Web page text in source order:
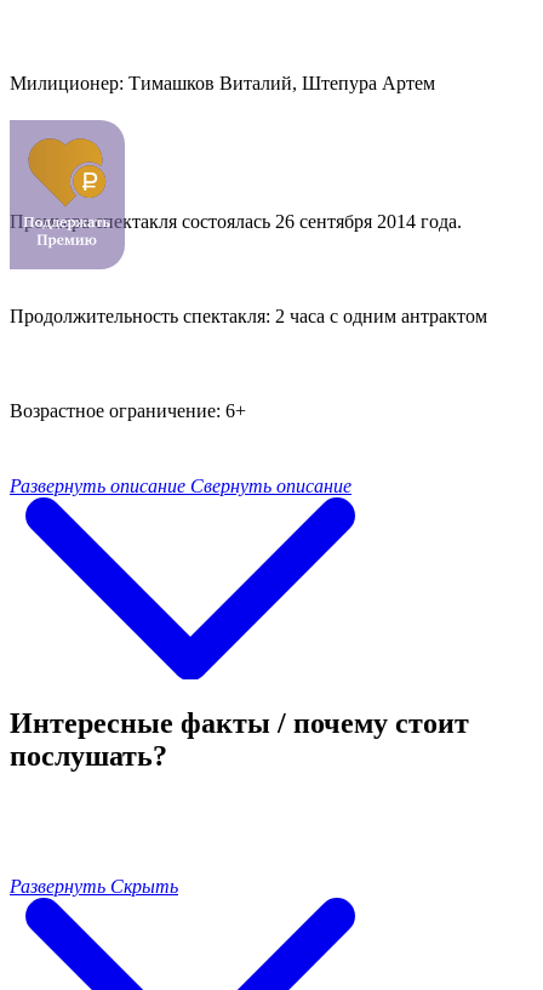
Милиционер: Тимашков Виталий, Штепура Артем
Премьера спектакля состоялась 26 сентября 2014 года.
Продолжительность спектакля: 2 часа с одним антрактом
Возрастное ограничение: 6+
Развернуть описание Свернуть описание
Интересные факты / почему стоит
послушать?
Развернуть Скрыть